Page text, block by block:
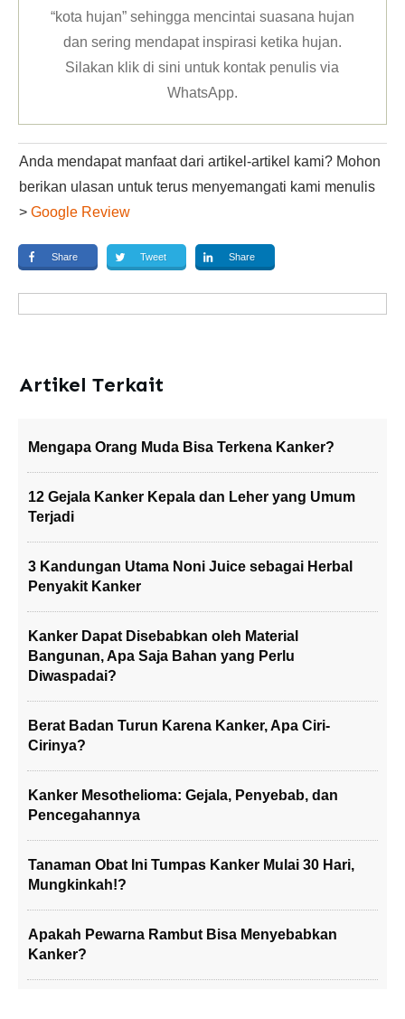
“kota hujan” sehingga mencintai suasana hujan
dan sering mendapat inspirasi ketika hujan.
Silakan klikdi sini untuk kontak penulis via
WhatsApp.
Anda mendapat manfaat dari artikel-artikel kami? Mohon
berikan ulasan untuk terus menyemangati kami menulis
> Google Review
Share Tweet Share
Artikel Terkait
Mengapa Orang Muda Bisa Terkena Kanker?
12 Gejala Kanker Kepala dan Leher yang Umum
Terjadi
3 Kandungan Utama Noni Juice sebagai Herbal
Penyakit Kanker
Kanker Dapat Disebabkan oleh Material
Bangunan, Apa Saja Bahan yang Perlu
Diwaspadai?
Berat Badan Turun Karena Kanker, Apa Ciri-
Cirinya?
Kanker Mesothelioma: Gejala, Penyebab, dan
Pencegahannya
Tanaman Obat Ini Tumpas Kanker Mulai 30 Hari,
Mungkinkah!?
Apakah Pewarna Rambut Bisa Menyebabkan
Kanker?